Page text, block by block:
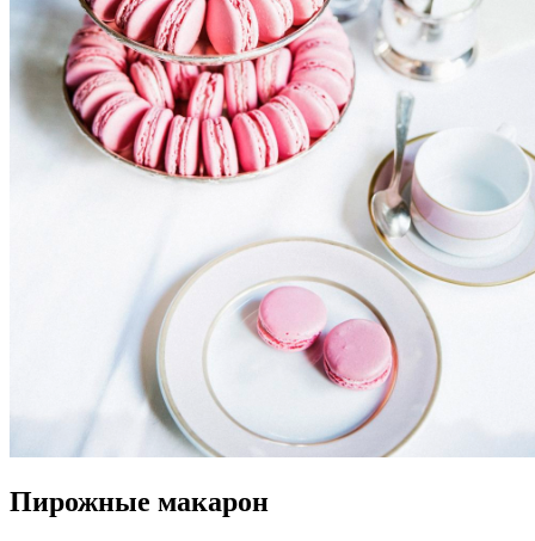
Пирожные макарон